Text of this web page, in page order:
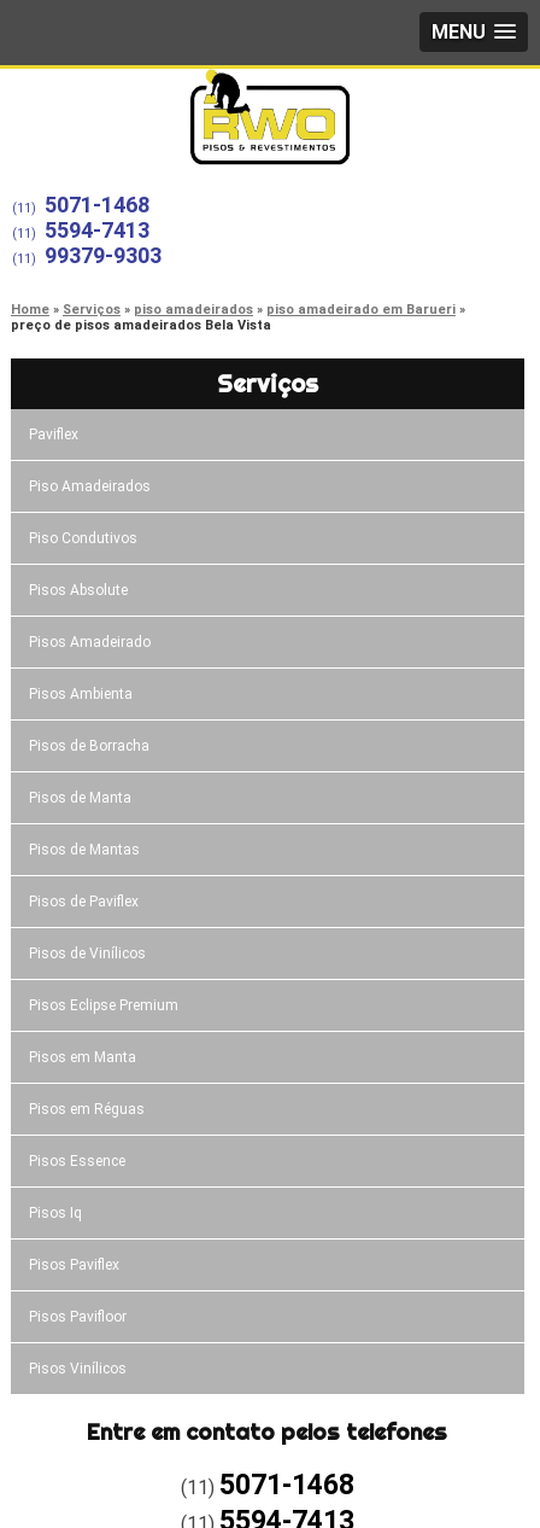
MENU
(11) 5071-1468
(11) 5594-7413
(11) 99379-9303
Home Serviços piso amadeirados
piso amadeirado em Barueri
preço de pisos amadeirados Bela Vista
Serviços
Paviflex
Piso Amadeirados
Piso Condutivos
Pisos Absolute
Pisos Amadeirado
Pisos Ambienta
Pisos de Borracha
Pisos de Manta
Pisos de Mantas
Pisos de Paviflex
Pisos de Vinílicos
Pisos Eclipse Premium
Pisos em Manta
Pisos em Réguas
Pisos Essence
Pisos Iq
Pisos Paviflex
Pisos Pavifloor
Pisos Vinílicos
Entre em contato pelos telefones
(11) 5071-1468
(11) 5594-7413